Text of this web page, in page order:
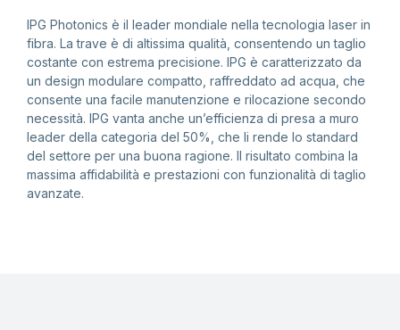
IPG Photonics è il leader mondiale nella tecnologia laser in
fibra. La trave è di altissima qualità, consentendo un taglio
costante con estrema precisione. IPG è caratterizzato da
un design modulare compatto, raffreddato ad acqua, che
consente una facile manutenzione e rilocazione secondo
necessità. IPG vanta anche un’efficienza di presa a muro
leader della categoria del 50%, che li rende lo standard
del settore per una buona ragione. Il risultato combina la
massima affidabilità e prestazioni con funzionalità di taglio
avanzate.